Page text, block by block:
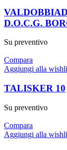
D.O.C.G.
Su preventivo
Compara
Aggiungi alla
TALISKER 10
Su preventivo
Compara
Aggiungi alla